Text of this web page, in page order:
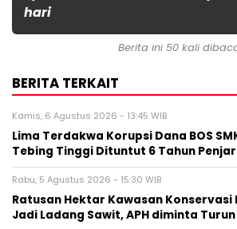
hari
Berita ini 50 kali
BERITA TERKAIT
Kamis, 6 Agustus 2026 - 13:45 WIB
Lima Terdakwa Korupsi Dana BOS
Tebing Tinggi Dituntut 6 Tahun
Rabu, 5 Agustus 2026 - 15:30 WIB
Ratusan Hektar Kawasan Konservasi
Jadi Ladang Sawit, APH diminta Turun